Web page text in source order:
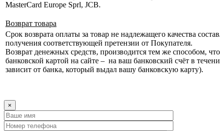
MasterCard Europe Sprl, JCB.
Возврат товара
Срок возврата оплаты за товар не надлежащего качества
получения соответствующей претензии от Покупателя.
Возврат денежных средств, производится тем же способом,
банковской картой на сайте – на ваш банковский счёт в
зависит от банка, который выдал вашу банковскую карту).
×